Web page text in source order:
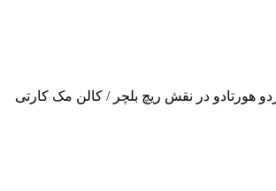
هورتادو در نقش ریچ بلچر / کالن مک کارتی